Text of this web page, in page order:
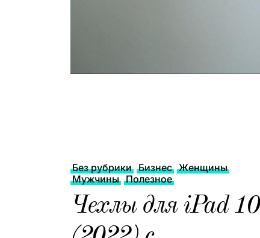
Без рубрики Бизнес Женщины
Мужчины Полезное
Чехлы для iPad 10